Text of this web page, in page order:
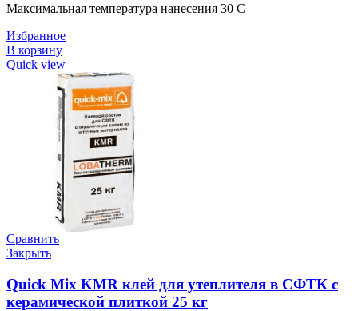
Максимальная температура нанесения 30 C
Избранное
В корзину
Quick view
Сравнить
Закрыть
Quick Mix KMR клей для утеплителя в СФТК с
керамической плиткой 25 кг